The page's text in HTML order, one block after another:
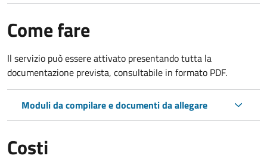
Come fare
Il servizio può essere attivato presentando tutta la
documentazione prevista, consultabile in formato PDF.
Moduli da compilare e documenti da allegare
Costi